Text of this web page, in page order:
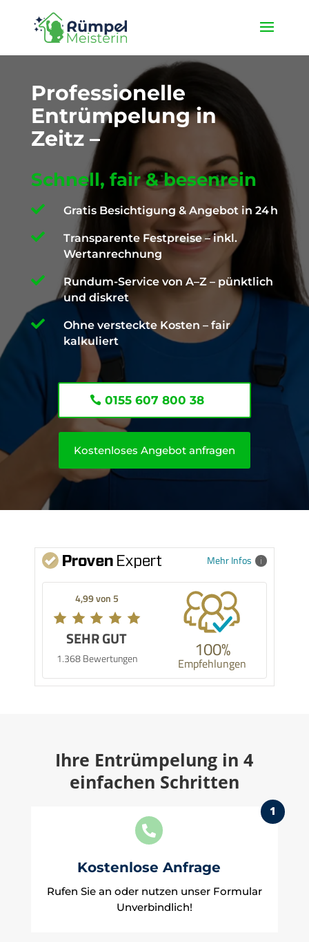
★ 4,9 / 5 ProvenExpert ✓ Deutschlandweit unterwegs ✉️
info@die-ruempelmeisterin.com
Professionelle
Entrümpelung in
Zeitz –
Schnell, fair & besenrein
 Gratis Besichtigung & Angebot in 24 h

Transparente Festpreise – inkl.
Wertanrechnung

Rundum-Service von A–Z – pünktlich
und diskret

Ohne versteckte Kosten – fair
kalkuliert
0155 607 800 38
Kostenloses Angebot anfragen
Mehr Infos
4,99 von 5
SEHR GUT
1.368 Bewertungen 100%
Empfehlungen
Ihre Entrümpelung in 4
einfachen Schritten

Kostenlose Anfrage
1
Rufen Sie an oder nutzen unser Formular
Unverbindlich!